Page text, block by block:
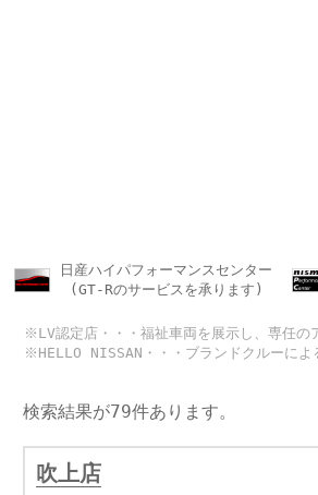
日産ハイパフォーマンスセンター
(GT-Rのサービスを承ります)
※LV認定店・・・福祉車両を展示し、専任の
※HELLO NISSAN・・・ブランドクルーによ
検索結果が79件あります。
吹上店